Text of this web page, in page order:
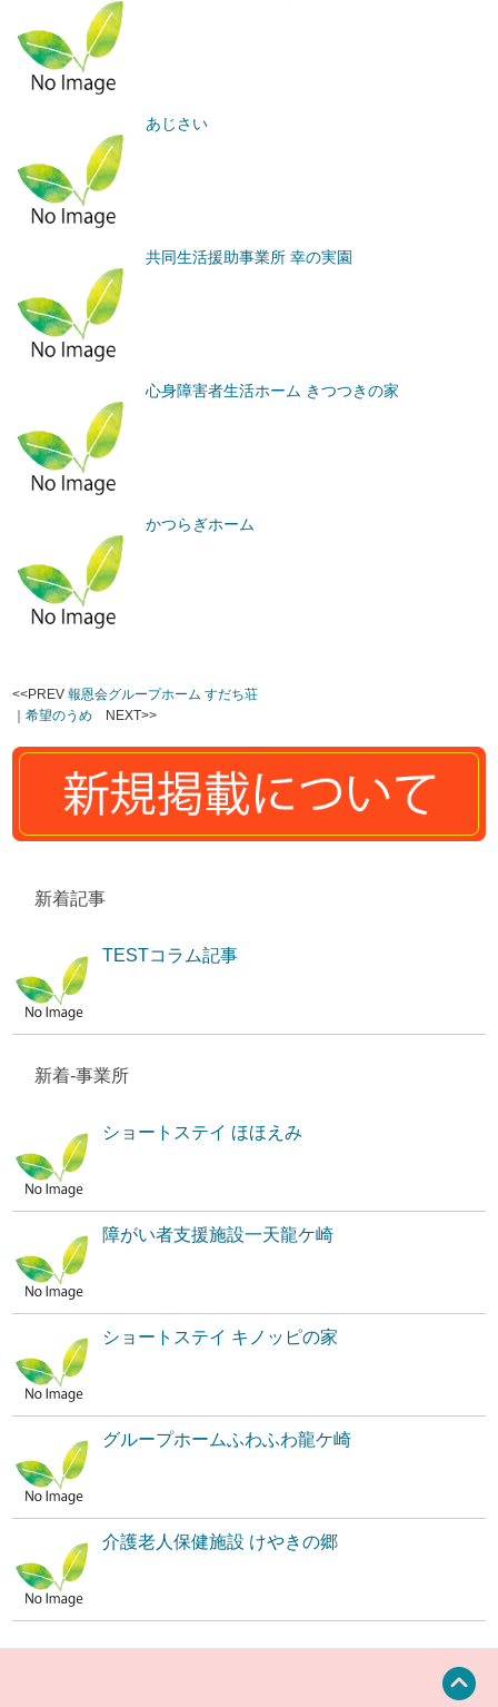
あじさい
共同生活援助事業所 幸の実園
心身障害者生活ホーム きつつきの家
かつらぎホーム
<<PREV報恩会グループホーム すだち荘
｜希望のうめ NEXT>>
新着記事
TESTコラム記事
新着-事業所
ショートステイ ほほえみ
障がい者支援施設一天龍ケ崎
ショートステイ キノッピの家
グループホームふわふわ龍ケ崎
介護老人保健施設 けやきの郷